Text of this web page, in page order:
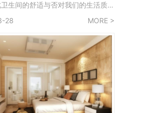
生间的舒适与否对我们的生活质量
即使只是进行简单的翻新，二手房
生间改造翻新的技巧以及改造后的效
选择防滑地砖或重新铺设瓷砖是很重
地砖的铺设
28 MORE >